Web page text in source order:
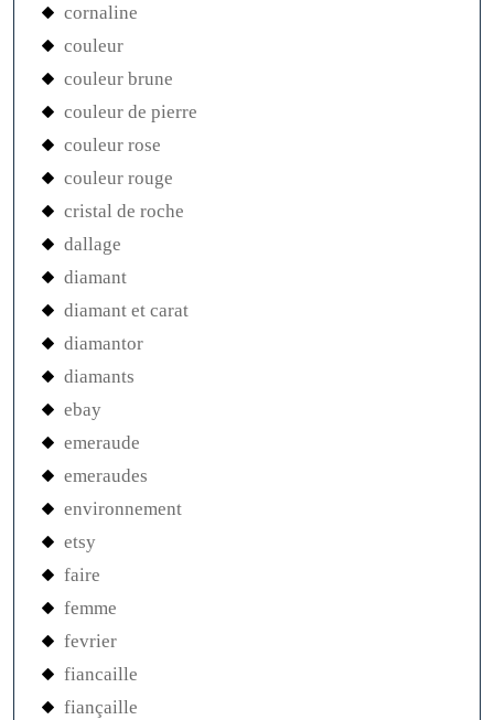
cornaline
couleur
couleur brune
couleur de pierre
couleur rose
couleur rouge
cristal de roche
dallage
diamant
diamant et carat
diamantor
diamants
ebay
emeraude
emeraudes
environnement
etsy
faire
femme
fevrier
fiancaille
fiançaille